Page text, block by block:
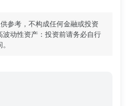
参考，不构成任何金融或投资
波动性资产：投资前请务必自行